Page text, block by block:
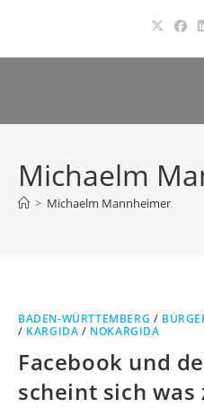
springen
Michaelm
> Michaelm Mannheimer
BADEN-WÜRTTEMBERG /
/ KARGIDA / NOKARGIDA
Facebook und
scheint sich was